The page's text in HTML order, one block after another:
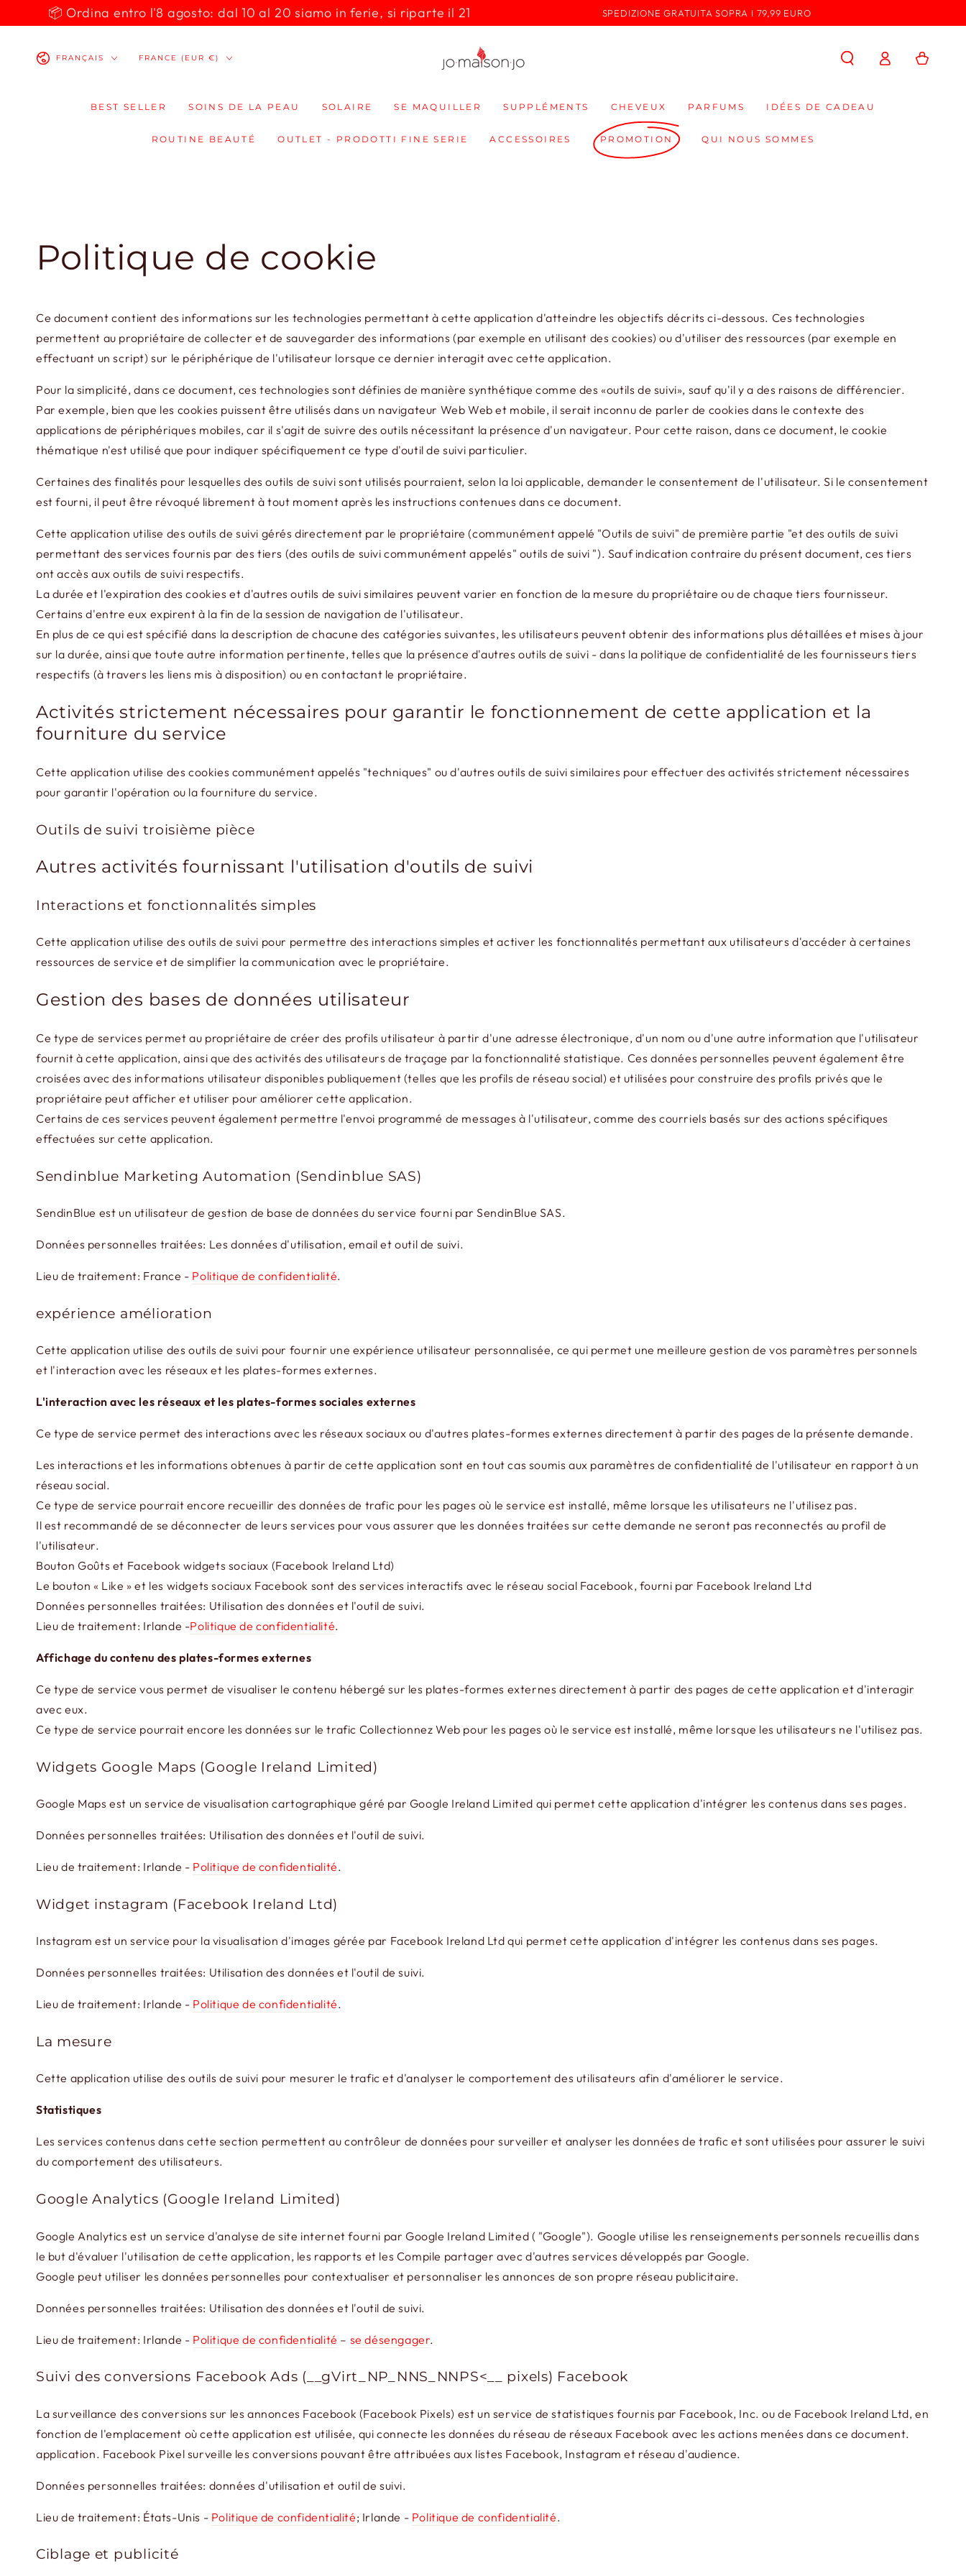
IGNORER LE
CONTENU📦 Ordina entro l'8 agosto: dal 10 al 20 siamo in ferie, si riparte il 21 SPEDIZIONE GRATUITA SOPRA I 79,99 EURO
LangueFRANÇAIS Pays/région
FRANCE (EUR €)
BEST SELLER SOINS DE LA PEAU SOLAIRE SE MAQUILLER SUPPLÉMENTS CHEVEUX PARFUMS IDÉES DE CADEAU
ROUTINE BEAUTÉ OUTLET - PRODOTTI FINE SERIE ACCESSOIRES PROMOTION QUI NOUS SOMMES
Connexion Panier
Politique de cookie
Ce document contient des informations sur les technologies permettant à cette application d'atteindre les objectifs décrits ci-dessous. Ces technologies
permettent au propriétaire de collecter et de sauvegarder des informations (par exemple en utilisant des cookies) ou d'utiliser des ressources (par exemple en
effectuant un script) sur le périphérique de l'utilisateur lorsque ce dernier interagit avec cette application.
Pour la simplicité, dans ce document, ces technologies sont définies de manière synthétique comme des «outils de suivi», sauf qu'il y a des raisons de différencier.
Par exemple, bien que les cookies puissent être utilisés dans un navigateur Web Web et mobile, il serait inconnu de parler de cookies dans le contexte des
applications de périphériques mobiles, car il s'agit de suivre des outils nécessitant la présence d'un navigateur. Pour cette raison, dans ce document, le cookie
thématique n'est utilisé que pour indiquer spécifiquement ce type d'outil de suivi particulier.
Certaines des finalités pour lesquelles des outils de suivi sont utilisés pourraient, selon la loi applicable, demander le consentement de l'utilisateur. Si le consentement
est fourni, il peut être révoqué librement à tout moment après les instructions contenues dans ce document.
Cette application utilise des outils de suivi gérés directement par le propriétaire (communément appelé "Outils de suivi" de première partie "et des outils de suivi
permettant des services fournis par des tiers (des outils de suivi communément appelés" outils de suivi "). Sauf indication contraire du présent document, ces tiers
ont accès aux outils de suivi respectifs.
La durée et l'expiration des cookies et d'autres outils de suivi similaires peuvent varier en fonction de la mesure du propriétaire ou de chaque tiers fournisseur.
Certains d'entre eux expirent à la fin de la session de navigation de l'utilisateur.
En plus de ce qui est spécifié dans la description de chacune des catégories suivantes, les utilisateurs peuvent obtenir des informations plus détaillées et mises à jour
sur la durée, ainsi que toute autre information pertinente, telles que la présence d'autres outils de suivi - dans la politique de confidentialité de les fournisseurs tiers
respectifs (à travers les liens mis à disposition) ou en contactant le propriétaire.
Activités strictement nécessaires pour garantir le fonctionnement de cette application et la
fourniture du service
Cette application utilise des cookies communément appelés "techniques" ou d'autres outils de suivi similaires pour effectuer des activités strictement nécessaires
pour garantir l'opération ou la fourniture du service.
Outils de suivi troisième pièce
Autres activités fournissant l'utilisation d'outils de suivi
Interactions et fonctionnalités simples
Cette application utilise des outils de suivi pour permettre des interactions simples et activer les fonctionnalités permettant aux utilisateurs d'accéder à certaines
ressources de service et de simplifier la communication avec le propriétaire.
Gestion des bases de données utilisateur
Ce type de services permet au propriétaire de créer des profils utilisateur à partir d'une adresse électronique, d'un nom ou d'une autre information que l'utilisateur
fournit à cette application, ainsi que des activités des utilisateurs de traçage par la fonctionnalité statistique. Ces données personnelles peuvent également être
croisées avec des informations utilisateur disponibles publiquement (telles que les profils de réseau social) et utilisées pour construire des profils privés que le
propriétaire peut afficher et utiliser pour améliorer cette application.
Certains de ces services peuvent également permettre l'envoi programmé de messages à l'utilisateur, comme des courriels basés sur des actions spécifiques
effectuées sur cette application.
Sendinblue Marketing Automation (Sendinblue SAS)
SendinBlue est un utilisateur de gestion de base de données du service fourni par SendinBlue SAS.
Données personnelles traitées: Les données d'utilisation, email et outil de suivi.
Lieu de traitement: France - Politique de confidentialité.
expérience amélioration
Cette application utilise des outils de suivi pour fournir une expérience utilisateur personnalisée, ce qui permet une meilleure gestion de vos paramètres personnels
et l'interaction avec les réseaux et les plates-formes externes.
L'interaction avec les réseaux et les plates-formes sociales externes
Ce type de service permet des interactions avec les réseaux sociaux ou d'autres plates-formes externes directement à partir des pages de la présente demande.
Les interactions et les informations obtenues à partir de cette application sont en tout cas soumis aux paramètres de confidentialité de l'utilisateur en rapport à un
réseau social.
Ce type de service pourrait encore recueillir des données de trafic pour les pages où le service est installé, même lorsque les utilisateurs ne l'utilisez pas.
Il est recommandé de se déconnecter de leurs services pour vous assurer que les données traitées sur cette demande ne seront pas reconnectés au profil de
l'utilisateur.
Bouton Goûts et Facebook widgets sociaux (Facebook Ireland Ltd)
Le bouton « Like » et les widgets sociaux Facebook sont des services interactifs avec le réseau social Facebook, fourni par Facebook Ireland Ltd
Données personnelles traitées: Utilisation des données et l'outil de suivi.
Lieu de traitement: Irlande -Politique de confidentialité.
Affichage du contenu des plates-formes externes
Ce type de service vous permet de visualiser le contenu hébergé sur les plates-formes externes directement à partir des pages de cette application et d'interagir
avec eux.
Ce type de service pourrait encore les données sur le trafic Collectionnez Web pour les pages où le service est installé, même lorsque les utilisateurs ne l'utilisez pas.
Widgets Google Maps (Google Ireland Limited)
Google Maps est un service de visualisation cartographique géré par Google Ireland Limited qui permet cette application d'intégrer les contenus dans ses pages.
Données personnelles traitées: Utilisation des données et l'outil de suivi.
Lieu de traitement: Irlande - Politique de confidentialité.
Widget instagram (Facebook Ireland Ltd)
Instagram est un service pour la visualisation d'images gérée par Facebook Ireland Ltd qui permet cette application d'intégrer les contenus dans ses pages.
Données personnelles traitées: Utilisation des données et l'outil de suivi.
Lieu de traitement: Irlande - Politique de confidentialité.
La mesure
Cette application utilise des outils de suivi pour mesurer le trafic et d'analyser le comportement des utilisateurs afin d'améliorer le service.
Statistiques
Les services contenus dans cette section permettent au contrôleur de données pour surveiller et analyser les données de trafic et sont utilisées pour assurer le suivi
du comportement des utilisateurs.
Google Analytics (Google Ireland Limited)
Google Analytics est un service d'analyse de site internet fourni par Google Ireland Limited ( "Google"). Google utilise les renseignements personnels recueillis dans
le but d'évaluer l'utilisation de cette application, les rapports et les Compile partager avec d'autres services développés par Google.
Google peut utiliser les données personnelles pour contextualiser et personnaliser les annonces de son propre réseau publicitaire.
Données personnelles traitées: Utilisation des données et l'outil de suivi.
Lieu de traitement: Irlande - Politique de confidentialité – se désengager.
Suivi des conversions Facebook Ads (__gVirt_NP_NNS_NNPS<__ pixels) Facebook
La surveillance des conversions sur les annonces Facebook (Facebook Pixels) est un service de statistiques fournis par Facebook, Inc. ou de Facebook Ireland Ltd, en
fonction de l'emplacement où cette application est utilisée, qui connecte les données du réseau de réseaux Facebook avec les actions menées dans ce document.
application. Facebook Pixel surveille les conversions pouvant être attribuées aux listes Facebook, Instagram et réseau d'audience.
Données personnelles traitées: données d'utilisation et outil de suivi.
Lieu de traitement: États-Unis - Politique de confidentialité; Irlande - Politique de confidentialité.
Ciblage et publicité